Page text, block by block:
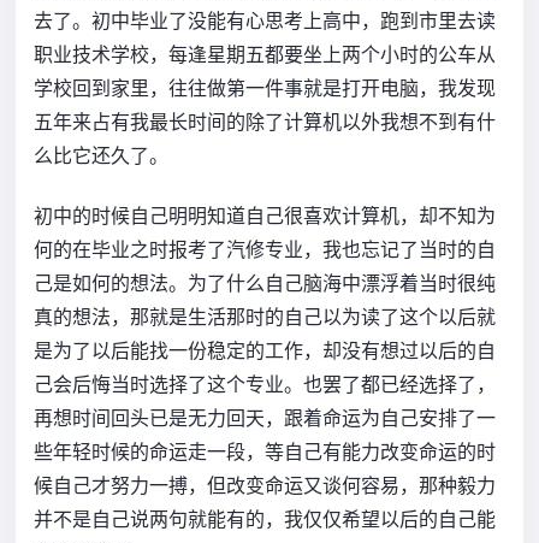
去了。初中毕业了没能有心思考上高中，跑到市里去读
职业技术学校，每逢星期五都要坐上两个小时的公车从
学校回到家里，往往做第一件事就是打开电脑，我发现
五年来占有我最长时间的除了计算机以外我想不到有什
么比它还久了。
初中的时候自己明明知道自己很喜欢计算机，却不知为
何的在毕业之时报考了汽修专业，我也忘记了当时的自
己是如何的想法。为了什么自己脑海中漂浮着当时很纯
真的想法，那就是生活那时的自己以为读了这个以后就
是为了以后能找一份稳定的工作，却没有想过以后的自
己会后悔当时选择了这个专业。也罢了都已经选择了，
再想时间回头已是无力回天，跟着命运为自己安排了一
些年轻时候的命运走一段，等自己有能力改变命运的时
候自己才努力一搏，但改变命运又谈何容易，那种毅力
并不是自己说两句就能有的，我仅仅希望以后的自己能